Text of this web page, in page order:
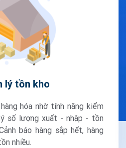
lý tồn kho
hóa nhờ tính năng kiểm
số lượng xuất - nhập - tồn
báo hàng sắp hết, hàng
nhiều.